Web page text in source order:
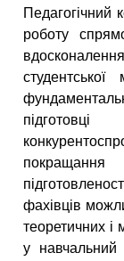
Педагогічний
роботу
підготовці
покращання
фахівців
теоретичних і
у навчальний